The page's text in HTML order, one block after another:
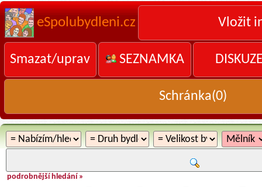
eSpolubydleni.cz Vložit
Smazat/uprav SEZNAMKA
Schránka(0)
podrobnější hledání »